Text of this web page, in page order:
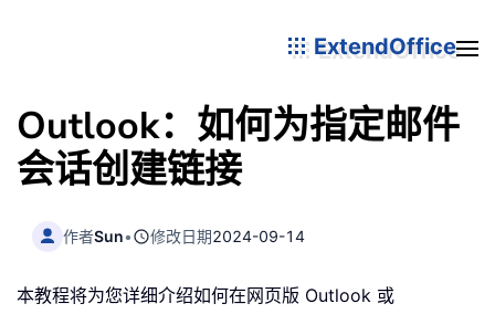
ExtendOffice
Outlook：如何为指定邮件
会话创建链接
作者Sun• 修改日期2024-09-14
本教程将为您详细介绍如何在网页版 Outlook 或